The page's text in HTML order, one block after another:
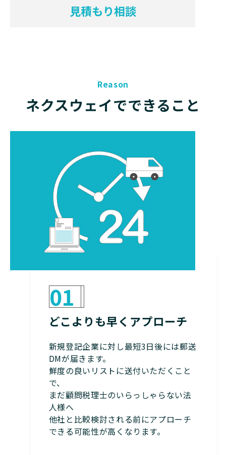
見積もり相談
Reason
ネクスウェイでできること
01
どこよりも早くアプローチ
新規登記企業に対し最短3日後には郵送
DMが届きます。
鮮度の良いリストに送付いただくこと
で、
まだ顧問税理士のいらっしゃらない法
人様へ
他社と比較検討される前にアプローチ
できる可能性が高くなります。